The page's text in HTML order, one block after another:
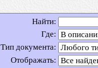
Найти:
Где:
Тип документа:
Отображать: